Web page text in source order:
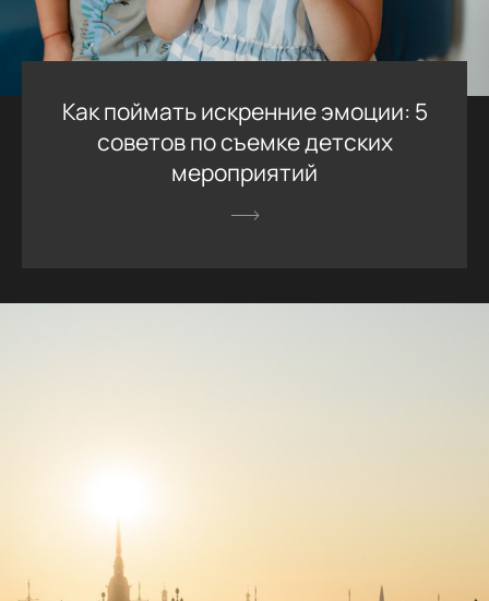
Как поймать искренние эмоции: 5
советов по съемке детских
мероприятий